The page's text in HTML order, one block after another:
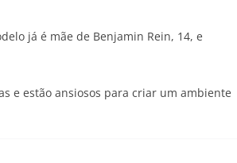
já é mãe de Benjamin Rein, 14, e
e estão ansiosos para criar um ambiente